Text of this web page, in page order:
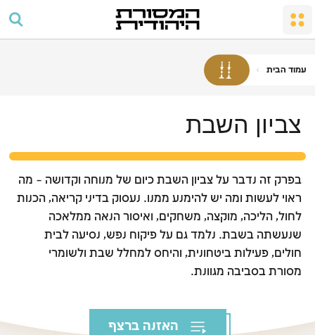
מצוות שמחה במשפחה
העם והארץ
מקדש
מצוות התפילה לגברים
חוקים ומשפטים
שבת ומועדים
המלאכות האסורות
מועדים וחגים
ספירת העומר והימים הלאומיים
חג השבועות
ראש השנה
יום הכיפורים
צומות החורבן
עמוד הבית
צביון השבת
בפרק זה נדבר על צביון השבת כיום של מנוחה וקדושה – מה
ראוי לעשות ומה יש להימנע ממנו. נעסוק בדיני קריאה, הכנות
לחול, הליכה, מוקצה, משחקים, ואיסור הנאה ממלאכה
שנעשתה בשבת. נלמד גם על פיקוח נפש, נסיעה לבית
חולים, פעילות ביטחונית, והיחס למחלל שבת ולשומרי
מסורת בסביבה מגוונת.
האזנה ברצף